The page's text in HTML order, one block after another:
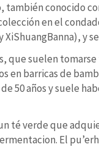
también conocido
en el
XiShuangBanna), y
que suelen
en barricas de
50 años y suele
té verde que
El